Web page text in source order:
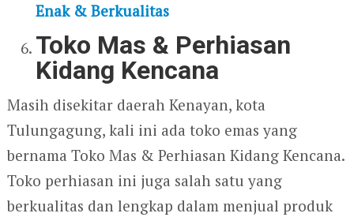
Enak & Berkualitas
Toko Mas & Perhiasan
Kidang Kencana
Masih disekitar daerah Kenayan, kota
Tulungagung, kali ini ada toko emas yang
bernama Toko Mas & Perhiasan Kidang Kencana.
Toko perhiasan ini juga salah satu yang
berkualitas dan lengkap dalam menjual produk